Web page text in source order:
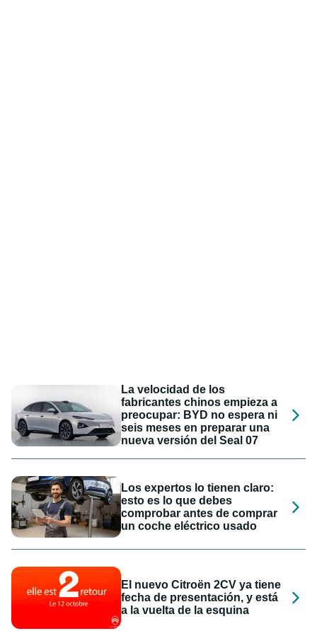
La velocidad de los
fabricantes chinos empieza a
preocupar: BYD no espera ni
seis meses en preparar una
nueva versión del Seal 07
Los expertos lo tienen claro:
esto es lo que debes
comprobar antes de comprar
un coche eléctrico usado
El nuevo Citroën 2CV ya tiene
fecha de presentación, y está
a la vuelta de la esquina